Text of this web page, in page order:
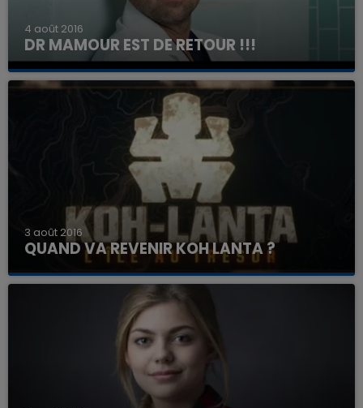
4 août 2016
DR MAMOUR EST DE RETOUR !!!
3 août 2016
QUAND VA REVENIR KOH LANTA ?